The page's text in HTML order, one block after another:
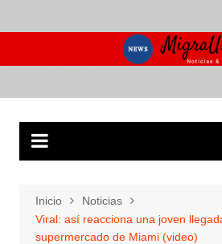
al
Inicio
Noticias
Viral: así reacciona una joven
supermercado de Miami (video)